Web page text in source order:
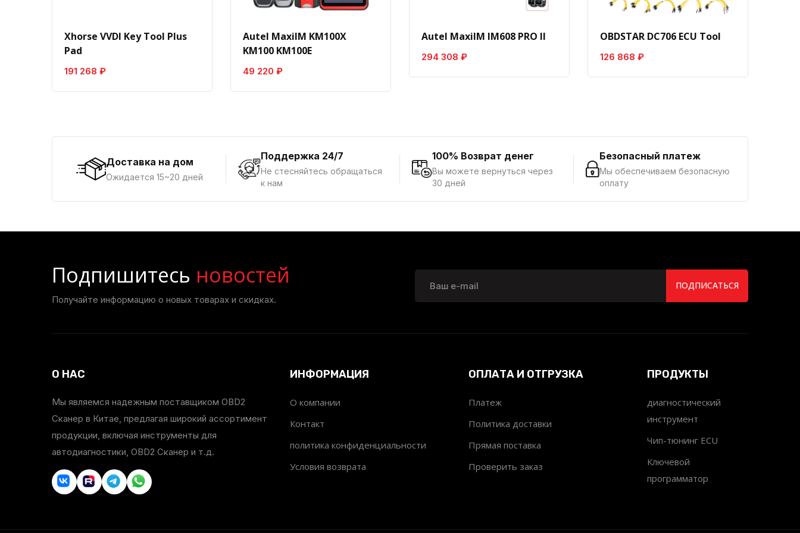
Xhorse VVDI Key Tool Plus
Pad
191 268 ₽
Autel MaxiIM KM100X
KM100 KM100E
49 220 ₽
Autel MaxiIM IM608 PRO II
294 308 ₽
OBDSTAR DC706 ECU Tool
126 868 ₽
Доставка на дом
Ожидается 15~20 дней
Поддержка 24/7
Не стесняйтесь обращаться
к нам
100% Возврат денег
Вы можете вернуться через
30 дней
Безопасный платеж
Мы обеспечиваем безопасную
оплату
Подпишитесь новостей
Получайте информацию о новых товарах и скидках.
ПОДПИСАТЬСЯ
О НАС
Мы являемся надежным поставщиком OBD2
Сканер в Китае, предлагая широкий ассортимент
продукции, включая инструменты для
автодиагностики, OBD2 Сканер и т.д.
ИНФОРМАЦИЯ
О компании
Контакт
политика конфиденциальности
Условия возврата
ОПЛАТА И ОТГРУЗКА
Платеж
Политика доставки
Прямая поставка
Проверить заказ
ПРОДУКТЫ
диагностический
инструмент
Чип-тюнинг ECU
Ключевой
программатор